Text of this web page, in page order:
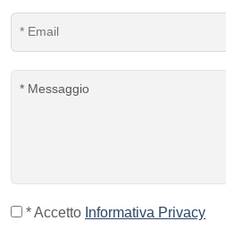
* Accetto Informativa Privacy